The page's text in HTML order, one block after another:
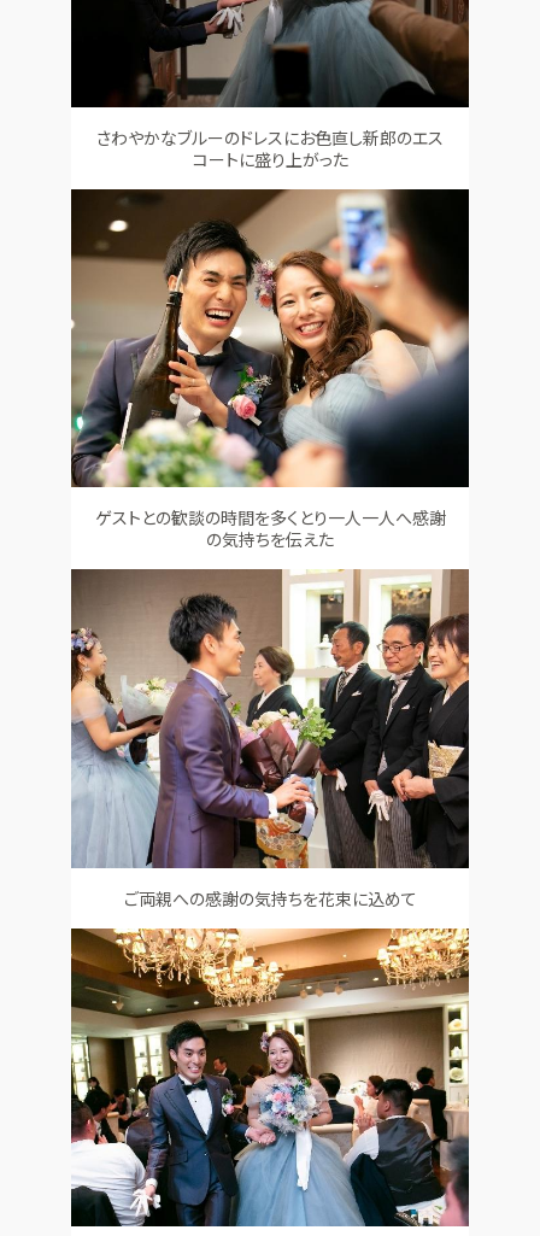
さわやかなブルーのドレスにお色直し新郎のエス
コートに盛り上がった
ゲストとの歓談の時間を多くとり一人一人へ感謝
の気持ちを伝えた
ご両親への感謝の気持ちを花束に込めて